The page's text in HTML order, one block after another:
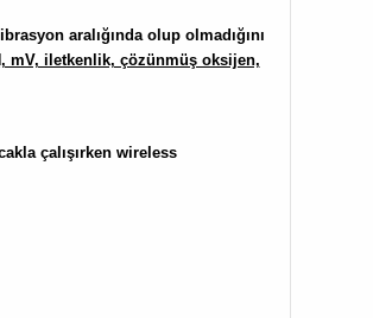
aralığında olup olmadığını
mV, iletkenlik, çözünmüş oksijen,
çalışırken wireless